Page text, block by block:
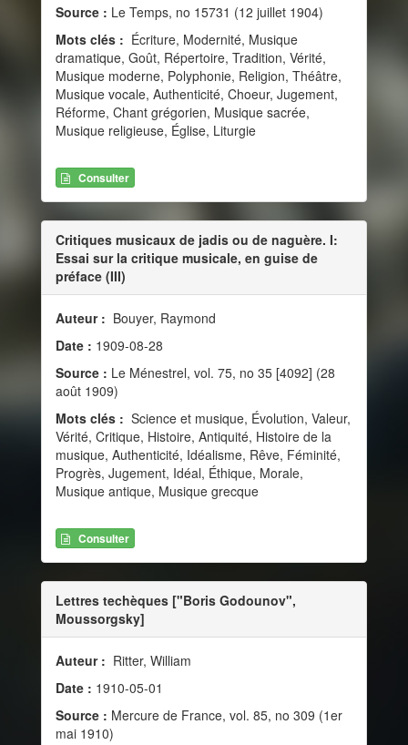
Source : Le Temps, no 15731 (12 juillet 1904)
Mots clés : Écriture, Modernité, Musique
dramatique, Goût, Répertoire, Tradition, Vérité,
Musique moderne, Polyphonie, Religion, Théâtre,
Musique vocale, Authenticité, Choeur, Jugement,
Réforme, Chant grégorien, Musique sacrée,
Musique religieuse, Église, Liturgie
Consulter
Critiques musicaux de jadis ou de naguère. I:
Essai sur la critique musicale, en guise de
préface (III)
Auteur : Bouyer, Raymond
Date : 1909-08-28
Source : Le Ménestrel, vol. 75, no 35 [4092] (28
août 1909)
Mots clés : Science et musique, Évolution, Valeur,
Vérité, Critique, Histoire, Antiquité, Histoire de la
musique, Authenticité, Idéalisme, Rêve, Féminité,
Progrès, Jugement, Idéal, Éthique, Morale,
Musique antique, Musique grecque
Consulter
Lettres techèques ["Boris Godounov",
Moussorgsky]
Auteur : Ritter, William
Date : 1910-05-01
Source : Mercure de France, vol. 85, no 309 (1er
mai 1910)